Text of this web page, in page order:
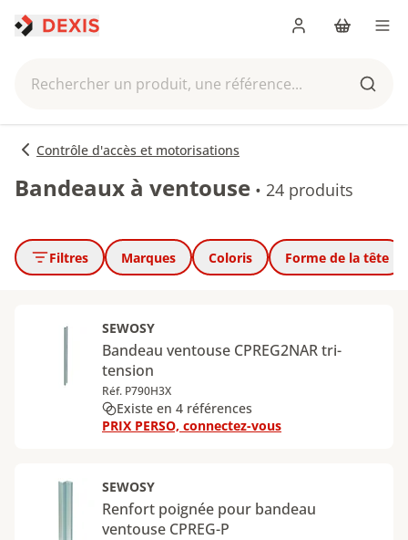
Rechercher un produit, une référence...
Panier
Contrôle d'accès et motorisations
Bandeaux à ventouse • 24 produits
Filtres Marques Coloris Forme de la tête
SEWOSY
Bandeau ventouse CPREG2NAR tri-
tension
Réf. P790H3X
Existe en 4 références
PRIX PERSO, connectez-vous
SEWOSY
Renfort poignée pour bandeau
ventouse CPREG-P